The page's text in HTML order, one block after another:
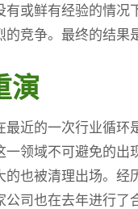
有或鲜有经验的情况
竞争。最终的结果
演
最近的一次行业循
一领域不可避免的出
的也被清理出场。经
公司也在去年进行了